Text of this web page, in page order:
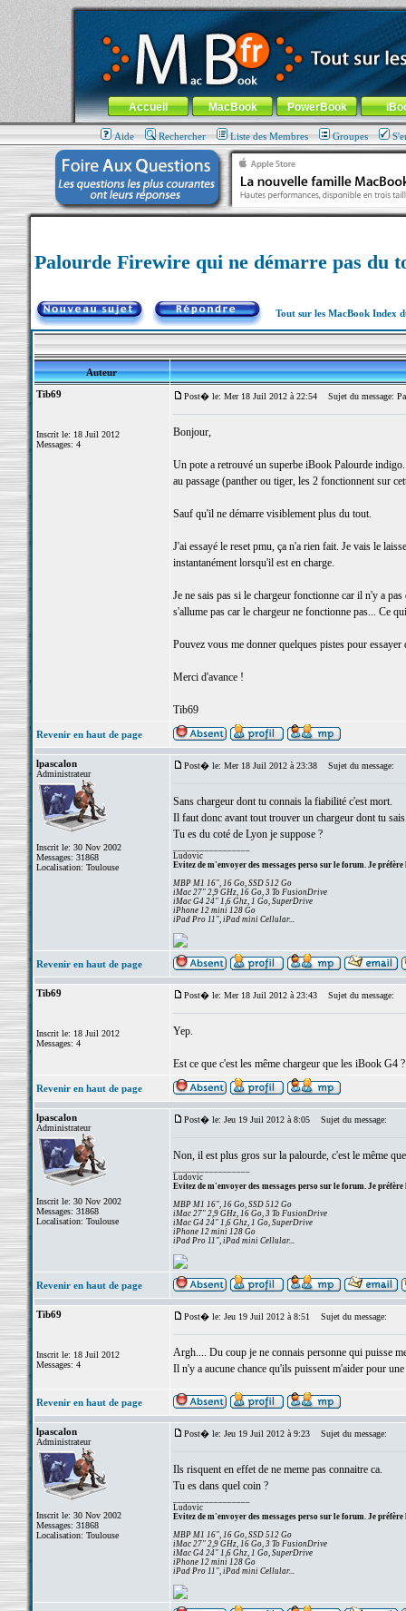
MacBook-fr.com : 100% Apple... 100% nomade !
Aller au contenu-Aller au menu général-Aller au menu de
Menu général
Accueil MacBook PowerBook
Aide Rechercher Liste des Membres Groupes
Palourde Firewire qui ne démarre pas du
Tout sur les MacBook Index
Auteur
Tib69
Inscrit le: 18 Juil 2012
Messages: 4
Post� le: Mer 18 Juil 2012 à 22:54 Sujet du message:
Bonjour,
Un pote a retrouvé un superbe iBook Palourde
au passage (panther ou tiger, les 2 fonctionnent sur
Sauf qu'il ne démarre visiblement plus du tout.
J'ai essayé le reset pmu, ça n'a rien fait. Je vais le
instantanément lorsqu'il est en charge.
Je ne sais pas si le chargeur fonctionne car il n'y a
s'allume pas car le chargeur ne fonctionne pas... Ce
Pouvez vous me donner quelques pistes pour essayer
Merci d'avance !
Tib69
Revenir en haut de page
lpascalon
Administrateur
Inscrit le: 30 Nov 2002
Messages: 31868
Localisation: Toulouse
Post� le: Mer 18 Juil 2012 à 23:38 Sujet du message:
Sans chargeur dont tu connais la fiabilité c'est mort.
Il faut donc avant tout trouver un chargeur dont tu
Tu es du coté de Lyon je suppose ?
Ludovic
Evitez de m'envoyer des messages perso sur le forum. Je préfère
MBP M1 16", 16 Go, SSD 512 Go
iMac 27" 2,9 GHz, 16 Go, 3 To FusionDrive
iMac G4 24" 1,6 Ghz, 1 Go, SuperDrive
iPhone 12 mini 128 Go
iPad Pro 11", iPad mini Cellular...
Revenir en haut de page
Tib69
Inscrit le: 18 Juil 2012
Messages: 4
Post� le: Mer 18 Juil 2012 à 23:43 Sujet du message:
Yep.
Est ce que c'est les même chargeur que les iBook G4 ?
Revenir en haut de page
lpascalon
Administrateur
Inscrit le: 30 Nov 2002
Messages: 31868
Localisation: Toulouse
Post� le: Jeu 19 Juil 2012 à 8:05 Sujet du message:
Non, il est plus gros sur la palourde, c'est le même
Ludovic
Evitez de m'envoyer des messages perso sur le forum. Je préfère
MBP M1 16", 16 Go, SSD 512 Go
iMac 27" 2,9 GHz, 16 Go, 3 To FusionDrive
iMac G4 24" 1,6 Ghz, 1 Go, SuperDrive
iPhone 12 mini 128 Go
iPad Pro 11", iPad mini Cellular...
Revenir en haut de page
Tib69
Inscrit le: 18 Juil 2012
Messages: 4
Post� le: Jeu 19 Juil 2012 à 8:51 Sujet du message:
Argh.... Du coup je ne connais personne qui puisse
Il n'y a aucune chance qu'ils puissent m'aider pour
Revenir en haut de page
lpascalon
Administrateur
Inscrit le: 30 Nov 2002
Messages: 31868
Localisation: Toulouse
Post� le: Jeu 19 Juil 2012 à 9:23 Sujet du message:
Ils risquent en effet de ne meme pas connaitre ca.
Tu es dans quel coin ?
Ludovic
Evitez de m'envoyer des messages perso sur le forum. Je préfère
MBP M1 16", 16 Go, SSD 512 Go
iMac 27" 2,9 GHz, 16 Go, 3 To FusionDrive
iMac G4 24" 1,6 Ghz, 1 Go, SuperDrive
iPhone 12 mini 128 Go
iPad Pro 11", iPad mini Cellular...